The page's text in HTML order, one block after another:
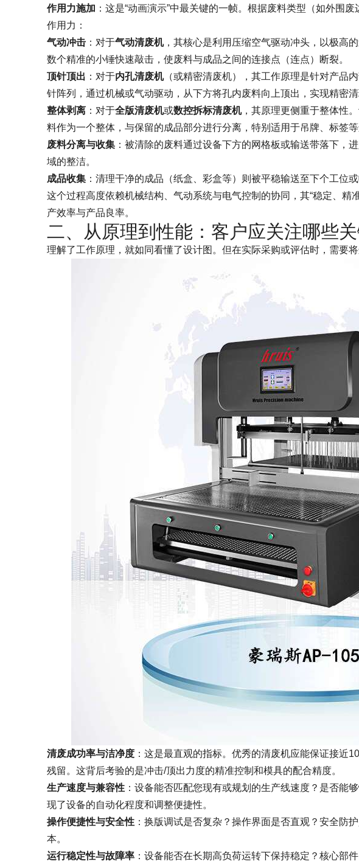
作用力施加 ：这是“动画演示”中最关键的一帧。根据废料类型（如外围
作用力：
气动冲击 ：对于气动清废机，其核心是利用压缩空气驱动冲头，以极高
数个精准的小锤快速敲击，使废料与成品之间的连接点（连点）断裂。
顶针顶出 ：对于内孔清废机（或精密清废机），其工作原理是针对产品
针阵列，通过机械或气动驱动，从下方将孔内废料向上顶出，实现精密清
整体剥离 ：对于全版清废机或数控拆标清废机，其原理更侧重于整体性
料作为一个整体，与保留的成品部分进行分离，特别适用于吊牌、标签等
废料分离与收集 ：被清除的废料通过设备下方的网格板或输送带落下，
域的整洁。
成品收集 ：清理干净的成品（纸盒、彩盒等）则被平稳输送至下个工位
这个过程高度依赖机械结构、气动系统与电气控制的协同，其“稳定、精
产效率与产品良率。
二、从原理到性能：客户应关注哪些关
理解了工作原理，就如同看懂了设计图。但在实际采购或评估时，需要
清废成功率与洁净度 ：这是最直观的指标。优秀的清废机应能保证接近
残留。这背后考验的是冲击/顶出力度的精准控制和模具的配合精度。
生产速度与兼容性 ：设备能否匹配您现有或规划的生产线速度？是否能
现了设备的自动化程度和调整便捷性。
操作便捷性与安全性 ：换版调试是否复杂？操作界面是否直观？安全防
本。
运行稳定性与故障率 ：设备能否在长期高负荷运转下保持稳定？核心部